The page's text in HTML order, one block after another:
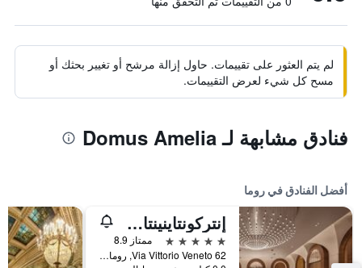
لم يتم العثور على تقييمات. حاول إزالة مرشح أو تغيير بحثك أو
مسح كل شيء لعرض التقييمات.
فنادق مشابهة لـ Domus Amelia
أفضل الفنادق في روما
إنتركونتاينينتال روم أمباسشياتوري بالاس باي آيتش جي
5 نجوم
ممتاز 8.9
Via Vittorio Veneto 62, روما, إيطاليا